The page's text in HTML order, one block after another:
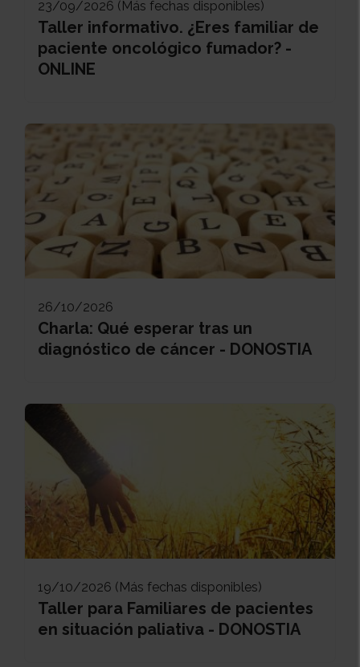
23/09/2026 (Más fechas disponibles)
Taller informativo. ¿Eres familiar de
paciente oncológico fumador? -
ONLINE
26/10/2026
Charla: Qué esperar tras un
diagnóstico de cáncer - DONOSTIA
19/10/2026 (Más fechas disponibles)
Taller para Familiares de pacientes
en situación paliativa - DONOSTIA